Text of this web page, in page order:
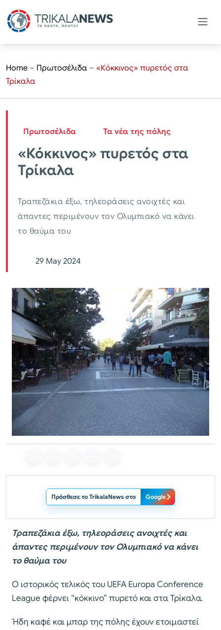
Home – Πρωτοσέλιδα – «Κόκκινος» πυρετός στα
Τρίκαλα
Πρωτοσέλιδα Τα νέα της πόλης
«Κόκκινος» πυρετός στα
Τρίκαλα
Τραπεζάκια έξω, τηλεοράσεις ανοιχτές και
άπαντες περιμένουν τον Ολυμπιακό να κάνει
το θαύμα του
29 May 2024
Πρόσθεσε το TrikalaNews στο Google
Τραπεζάκια έξω, τηλεοράσεις ανοιχτές και
άπαντες περιμένουν τον Ολυμπιακό να κάνει
το θαύμα του
Ο ιστορικός τελικός του UEFA Europa Conference
League φέρνει “κόκκινο” πυρετό και στα Τρίκαλα.
Ήδη καφέ και μπαρ της πόλης έχουν ετοιμαστεί